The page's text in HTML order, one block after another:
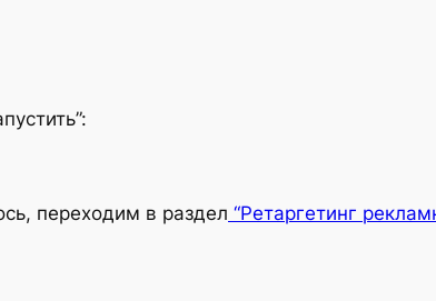
переходим в раздел “Ретаргетинг